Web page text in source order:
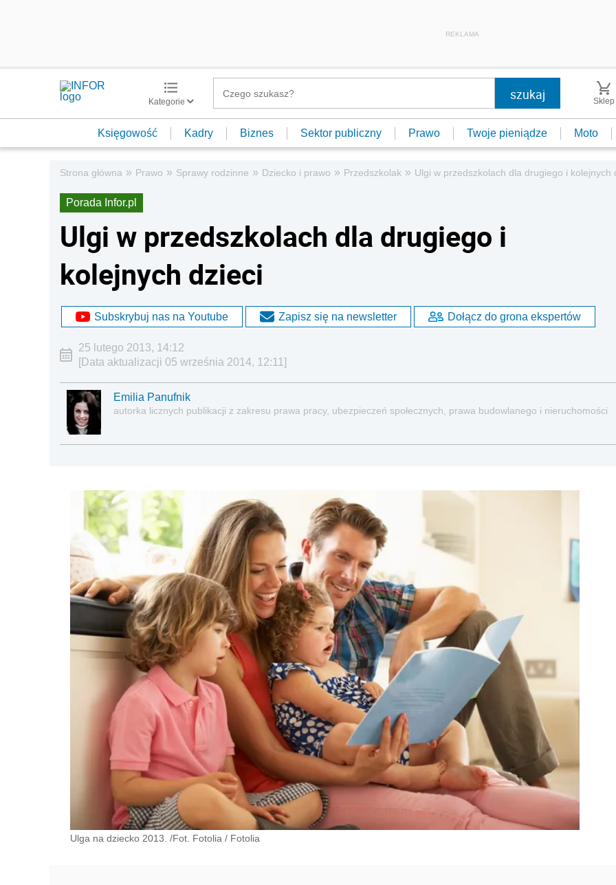
REKLAMA
Kategorie Sklep
Księgowość Kadry Biznes Sektor publiczny Prawo Twoje pieniądze Moto
Strona główna » Prawo » Sprawy rodzinne » Dziecko i prawo » Przedszkolak » Ulgi w przedszkolach dla drugiego i kolejnych
Porada Infor.pl
Ulgi w przedszkolach dla drugiego i
kolejnych dzieci
Subskrybuj nas na Youtube Zapisz się na newsletter Dołącz do grona ekspertów
25 lutego 2013, 14:12
[Data aktualizacji 05 września 2014, 12:11]
Emilia Panufnik
autorka licznych publikacji z zakresu prawa pracy, ubezpieczeń społecznych, prawa budowlanego i nieruchomości
Ulga na dziecko 2013. /Fot. Fotolia / Fotolia